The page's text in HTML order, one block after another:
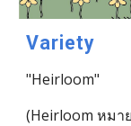
Variety
"Heirloom"
(Heirloom หมา